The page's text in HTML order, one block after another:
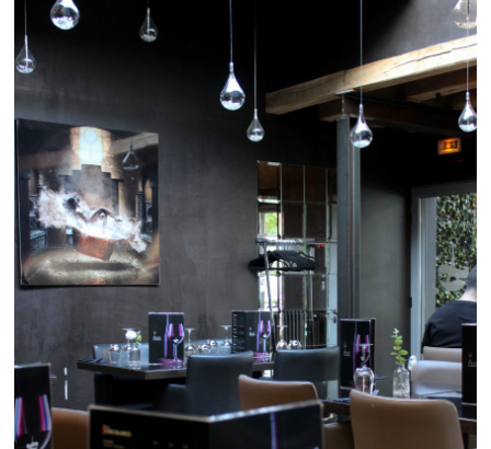
Explorer un Restaurant Val de Marne attractif permet de
combiner saveurs, service et confort. Un Restaurant Val de
Marne s’adresse aussi bien aux couples qu’aux groupes d’amis.
Le décor d’un Restaurant Val de Marne reste un critère souvent
déterminant. Un menu complet permet à un Restaurant Val de
Marne de toucher un public plus large. Des produits bien choisis
renforcent l’image d’un Restaurant Val de Marne. La disponibilité
de l’équipe compte beaucoup dans un Restaurant Val de Marne.
Un Restaurant Val de Marne bien placé facilite les sorties entre
amis ou en famille. Un Restaurant Val de Marne performant le
midi gagne la confiance des habitués. Un Restaurant Val de
Marne propice à la détente convient parfaitement au dîner. Un
Restaurant Val de Marne représente une option intéressante
pour un déjeuner d’affaires. Un Restaurant Val de Marne
convainc plus facilement lorsqu’il reste cohérent sur les prix. Les
spécialités proposées par un Restaurant Val de Marne peuvent
créer une vraie identité. La constance du service et des plats
aide un Restaurant Val de Marne à fidéliser. Les avis permettent
de mieux cerner les points forts d’un Restaurant Val de Marne.
Un Restaurant Val de Marne peut séduire avec un style culinaire
classique ou créatif. La réservation améliore souvent le confort